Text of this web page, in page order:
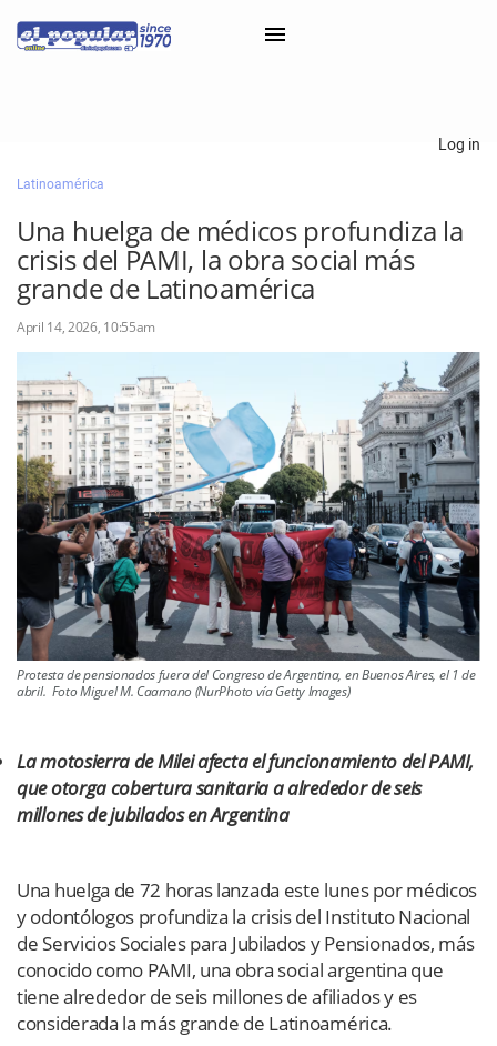
Classifieds
Categorías
Iniciar sesión con Clascal
×
Log in
Latinoamérica
Una huelga de médicos profundiza la
crisis del PAMI, la obra social más
grande de Latinoamérica
April 14, 2026, 10:55am
Protesta de pensionados fuera del Congreso de Argentina, en Buenos Aires, el 1 de
abril. Foto Miguel M. Caamano (NurPhoto vía Getty Images)
La motosierra de Milei afecta el funcionamiento del PAMI,
que otorga cobertura sanitaria a alrededor de seis
millones de jubilados en Argentina
Una huelga de 72 horas lanzada este lunes por médicos
y odontólogos profundiza la crisis del Instituto Nacional
de Servicios Sociales para Jubilados y Pensionados, más
conocido como PAMI, una obra social argentina que
tiene alrededor de seis millones de afiliados y es
considerada la más grande de Latinoamérica.